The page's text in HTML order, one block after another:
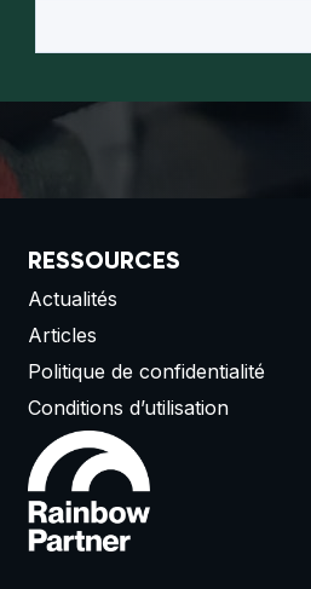
RESSOURCES
Actualités
Articles
Politique de confidentialité
Conditions d’utilisation